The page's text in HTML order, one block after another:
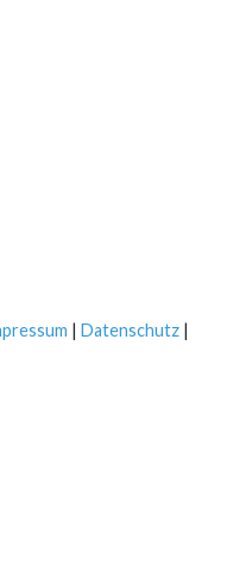
| Datenschutz |